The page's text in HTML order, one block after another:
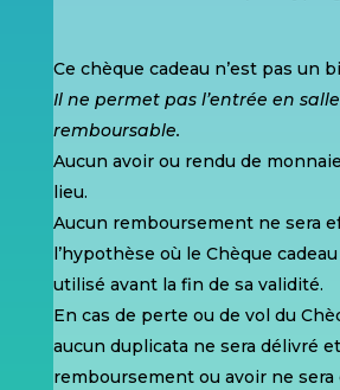
Ce chèque cadeau n’est pas un
Il ne permet pas l’entrée en
remboursable.
Aucun avoir ou rendu de
lieu.
Aucun remboursement ne sera
l’hypothèse où le Chèque
utilisé avant la fin de sa validité.
En cas de perte ou de vol du
aucun duplicata ne sera délivré
remboursement ou avoir ne sera